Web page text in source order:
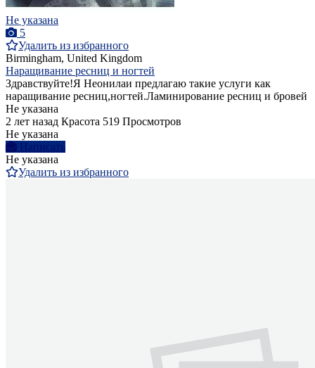
Не указана
5
Удалить из избранного
Birmingham, United Kingdom
Наращивание ресниц и ногтей
Здравствуйте!Я Неонилаи предлагаю такие услуги как
наращивание ресниц,ногтей.Ламинирование ресниц и бровей
Не указана
2 лет назад Красота 519 Просмотров
Не указана
Написать
Не указана
Удалить из избранного